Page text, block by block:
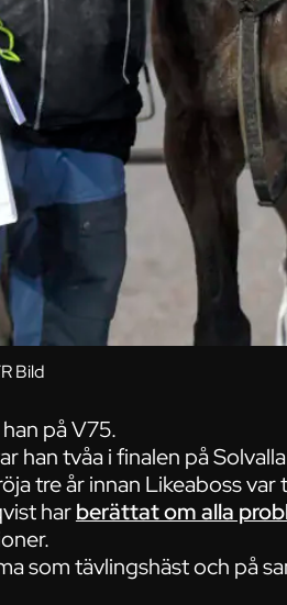
Bild
på V75.
han tvåa i finalen på
tre år innan Likeaboss var
harberättat om alla
som tävlingshäst och på